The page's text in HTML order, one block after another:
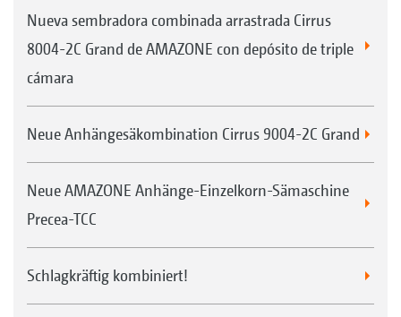
Nueva sembradora combinada arrastrada Cirrus
8004-2C Grand de AMAZONE con depósito de triple
cámara
Neue Anhängesäkombination Cirrus 9004-2C Grand
Neue AMAZONE Anhänge-Einzelkorn-Sämaschine
Precea-TCC
Schlagkräftig kombiniert!